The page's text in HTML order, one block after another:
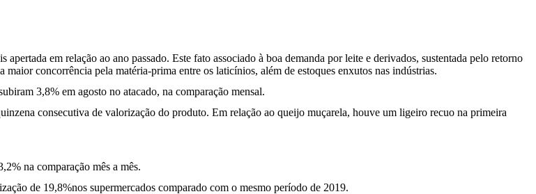
em relação ao ano passado. Este fato associado à boa demanda por leite e derivados, sustentada pelo retorno
concorrência pela matéria-prima entre os laticínios, além de estoques enxutos nas indústrias.
3,8% em agosto no atacado, na comparação mensal.
consecutiva de valorização do produto. Em relação ao queijo muçarela, houve um ligeiro recuo na primeira
na comparação mês a mês.
de 19,8%nos supermercados comparado com o mesmo período de 2019.